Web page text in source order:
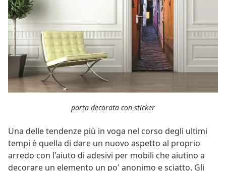
porta decorata con sticker
Una delle tendenze più in voga nel corso degli ultimi
tempi è quella di dare un nuovo aspetto al proprio
arredo con l'aiuto di adesivi per mobili che aiutino a
decorare un elemento un po' anonimo e sciatto. Gli